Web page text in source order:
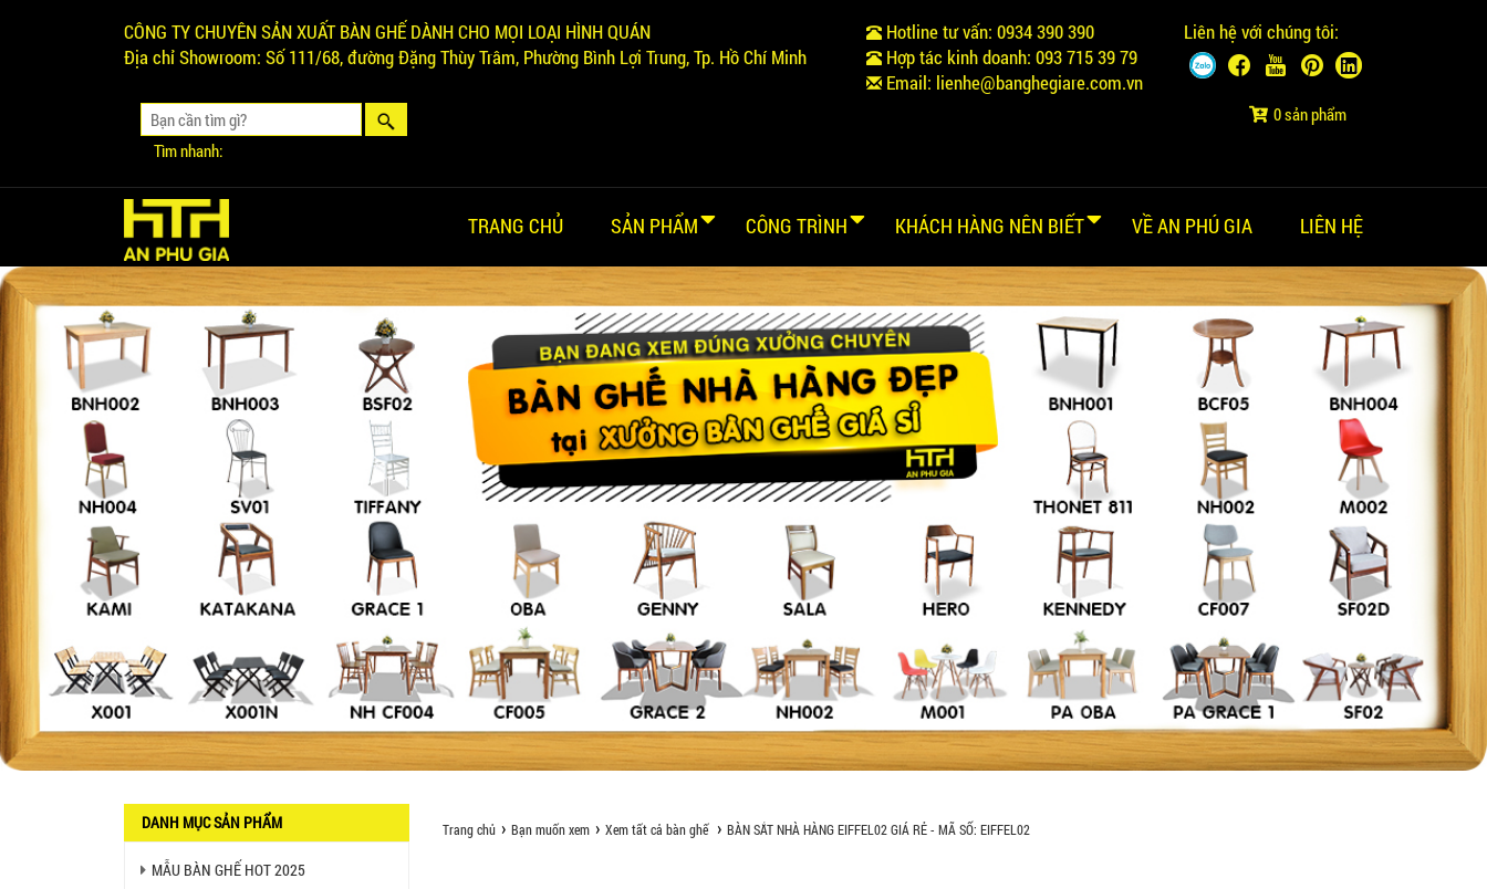
CÔNG TY CHUYÊN SẢN XUẤT BÀN GHẾ DÀNH CHO MỌI LOẠI HÌNH QUÁN
Địa chỉ Showroom: Số 111/68, đường Đặng Thùy Trâm, Phường Bình Lợi Trung, Tp. Hồ Chí Minh
Hotline tư vấn: 0934 390 390
Hợp tác kinh doanh: 093 715 39 79
Email: lienhe@banghegiare.com.vn
Liên hệ với chúng tôi:
Tìm nhanh:
0 sản phẩm
TRANG CHỦ SẢN PHẨM CÔNG TRÌNH KHÁCH HÀNG NÊN BIẾT VỀ AN PHÚ GIA LIÊN HỆ
Trang chủ Bạn muốn xem Xem tất cả bàn ghế BÀN SẮT NHÀ HÀNG EIFFEL02 GIÁ RẺ - MÃ SỐ: EIFFEL02
DANH MỤC SẢN PHẨM
MẪU BÀN GHẾ HOT 2025
Ghế Ăn nhập khẩu ELLA - Mã
SP: GNK05
Liên hệ
BÀN BAR BEER CLUB BCF
SX GIÁ RẺ - MÃ SỐ: BCF SX
750.000 VNĐ
GHẾ EAMES - GHẾ NHỰA
CAFE CHÂN GỖ GIÁ RẺ - MÃ
SỐ: M002
GHẾ XẾP GẤP GIÁ RẺ - MÃ
SỐ: X001
380.000 VNĐ
BÀN CAFE BCF01 GIÁ RẺ -
650.000 VNĐ
BỘ BÀN GHẾ GỖ XẾP QUÁN